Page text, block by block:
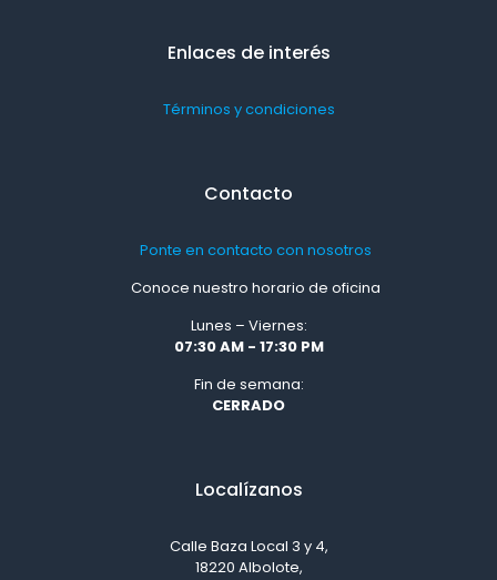
Enlaces de interés
Términos y condiciones
Contacto
Ponte en contacto con nosotros
Conoce nuestro horario de oficina
Lunes – Viernes:
07:30 AM - 17:30 PM
Fin de semana:
CERRADO
Localízanos
Calle Baza Local 3 y 4,
18220 Albolote,